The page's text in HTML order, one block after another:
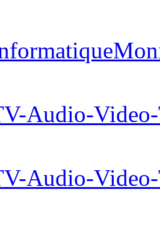
Audio-
Audio-